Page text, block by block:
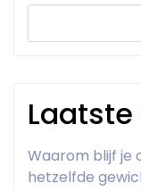
Waarom blijf je
hetzelfde